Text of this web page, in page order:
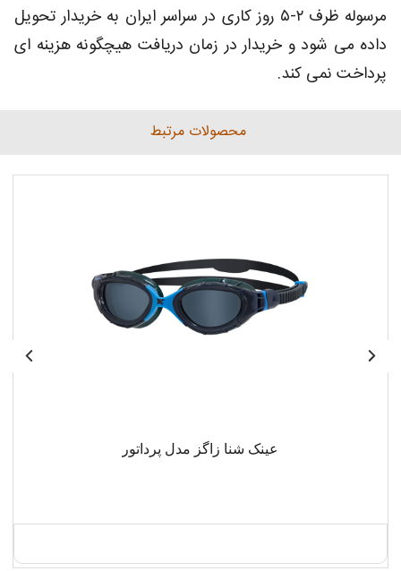
مرسوله ظرف ۲-۵ روز کاری در سراسر ایران به خریدار تحویل
داده می شود و خریدار در زمان دریافت هیچگونه هزینه ای
پرداخت نمی کند.
محصولات مرتبط
عینک شنا زاگز مدل پرداتور